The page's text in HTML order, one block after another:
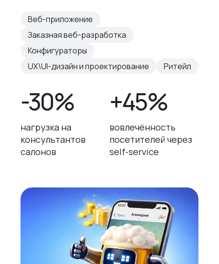
Веб-приложение
Заказная веб-разработка
Конфигураторы
UX\UI-дизайн и проектирование
Ритейл
-30%
нагрузка на
консультантов
салонов
+45%
вовлечённость
посетителей через
self-service